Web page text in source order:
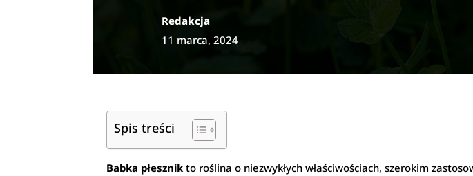
Redakcja
11 marca, 2024
Spis treści
Babka płesznik to roślina o niezwykłych właściwościach, szerokim